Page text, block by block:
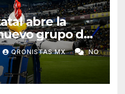
abre la
grupo de
el Corregidora;
no volverá
QRONISTAS MX NO